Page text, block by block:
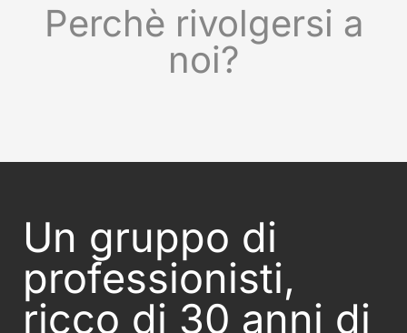
Perchè rivolgersi a
noi?
Un gruppo di
professionisti,
ricco di 30 anni di